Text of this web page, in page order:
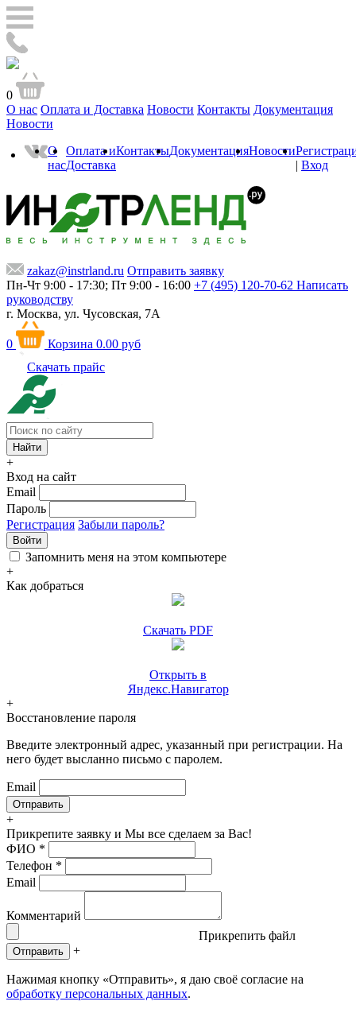
0
О нас Оплата и Доставка Новости Контакты Документация
Новости
О
нас
Оплата и
Доставка
КонтактыДокументацияНовости
| Вход
zakaz@instrland.ru Отправить заявку
Пн-Чт 9:00 - 17:30; Пт 9:00 - 16:00 +7 (495) 120-70-62 Написать
руководству
г. Москва, ул. Чусовская, 7А
0 Корзина 0.00 руб
Скачать прайс
+
Вход на сайт
Email
Пароль
Регистрация Забыли пароль?
Войти
Запомнить меня на этом компьютере
+
Как добраться
Скачать PDF
Открыть в
Яндекс.Навигатор
+
Восстановление пароля
Введите электронный адрес, указанный при регистрации. На
него будет высланно письмо с паролем.
Email
+
Прикрепите заявку и Мы все сделаем за Вас!
ФИО *
Телефон *
Email
Комментарий
Прикрепить файл
Отправить +
Нажимая кнопку «Отправить», я даю своё согласие на
обработку персональных данных.